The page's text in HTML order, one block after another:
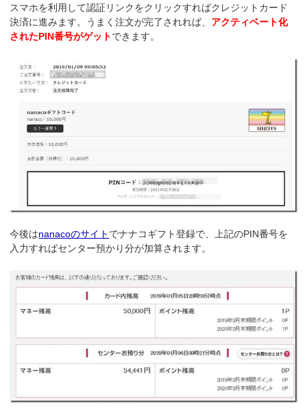
スマホを利用して認証リンクをクリックすればクレジットカード
決済に進みます。うまく注文が完了されれば、 アクティベート化
されたPIN番号がゲットできます。
今後はnanacoのサイト でナナコギフト登録で、上記のPIN番号を
入力すればセンター預かり分が加算されます。